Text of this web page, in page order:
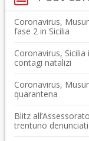
Coronavirus,
fase 2 in Sicilia
Coronavirus,
contagi natalizi
Coronavirus,
quarantena
Blitz
trentuno denunciati